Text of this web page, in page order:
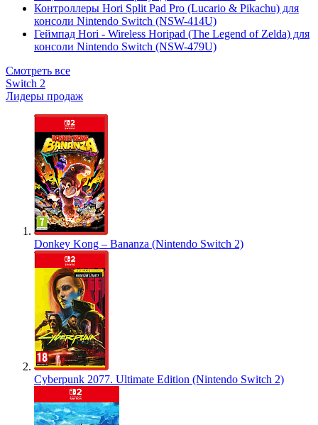
Контроллеры Hori Split Pad Pro (Lucario & Pikachu) для
консоли Nintendo Switch (NSW-414U)
Геймпад Hori - Wireless Horipad (The Legend of Zelda) для
консоли Nintendo Switch (NSW-479U)
Смотреть все
Switch 2
Лидеры продаж
Donkey Kong – Bananza (Nintendo Switch 2)
Cyberpunk 2077. Ultimate Edition (Nintendo Switch 2)